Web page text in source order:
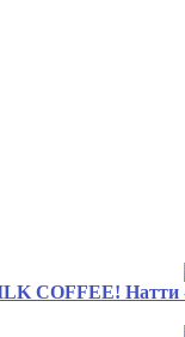
Натти -